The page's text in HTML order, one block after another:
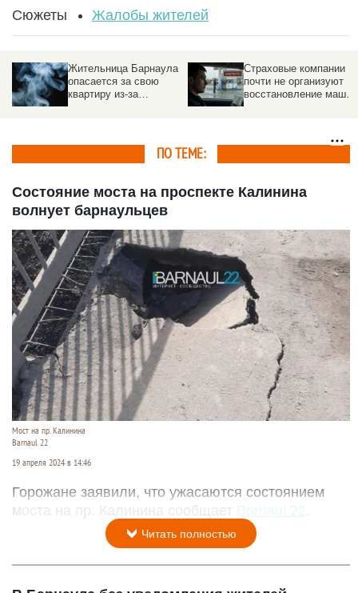
Сюжеты Жалобы жителей
Жительница Барнаула
опасается за свою
квартиру из-за
Страховые компании
почти не организуют
восстановление машин
ПО ТЕМЕ:
Состояние моста на проспекте Калинина
волнует барнаульцев
Мост на пр. Калинина
Barnaul 22
19 апреля 2024 в 14:46
Горожане заявили, что ужасаются состоянием
моста на пр. Калинина сообщает Barnaul 22
Читать полностью